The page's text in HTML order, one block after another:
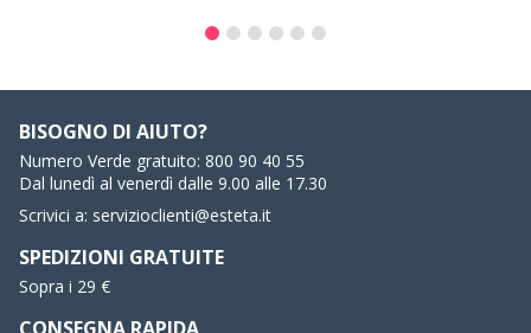
BISOGNO DI AIUTO?
Numero Verde gratuito: 800 90 40 55
Dal lunedì al venerdì dalle 9.00 alle 17.30
Scrivici a: servizioclienti@esteta.it
SPEDIZIONI GRATUITE
Sopra i 29 €
CONSEGNA RAPIDA